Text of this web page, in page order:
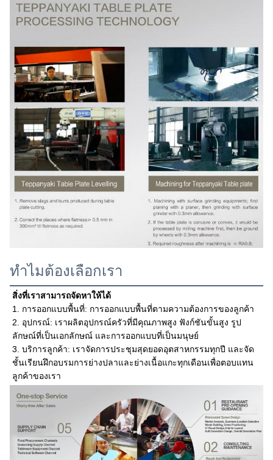
ทำไมต้องเลือกเรา
สิ่งที่เราสามารถจัดหาให้ได้
1. การออกแบบพื้นที่: การออกแบบพื้นที่ตามความต้องการของลูกค้า
2. อุปกรณ์: เราผลิตอุปกรณ์ครัวที่มีคุณภาพสูง ฟังก์ชันขั้นสูง รูป
ลักษณ์ที่เป็นเอกลักษณ์ และการออกแบบที่เป็นมนุษย์
3. บริการลูกค้า: เราจัดการประชุมสุดยอดอุตสาหกรรมทุกปี และจัด
ชั้นเรียนฝึกอบรมการย่างปลาและย่างเนื้อแกะทุกเดือนเพื่อตอบแทน
ลูกค้าของเรา